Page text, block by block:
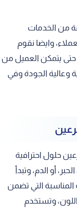
من الخدمات
وايضا نقوم
حتى يتمكن العميل من
وعالية الجودة وفي
حلول احترافية
أو الدم، وتبدأ
التي تضمن
اللون، وتستخدم